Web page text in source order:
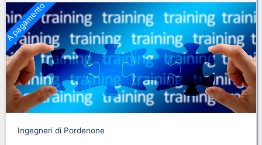
A pagamento
Ingegneri di Pordenone